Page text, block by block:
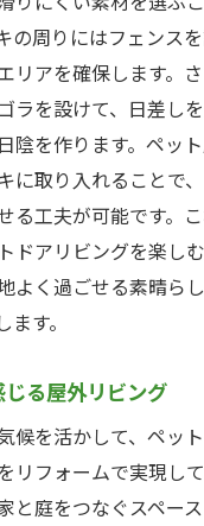
の周りにはフェンス
リアを確保します。
ラを設けて、日差し
陰を作ります。ペッ
に取り入れることで
る工夫が可能です。
ドアリビングを楽しむ
よく過ごせる素晴ら
す。
る屋外リビング
候を活かして、ペッ
リフォームで実現し
と庭をつなぐスペー